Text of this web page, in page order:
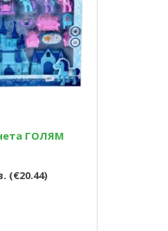
ГОЛЯМ
(€20.44)